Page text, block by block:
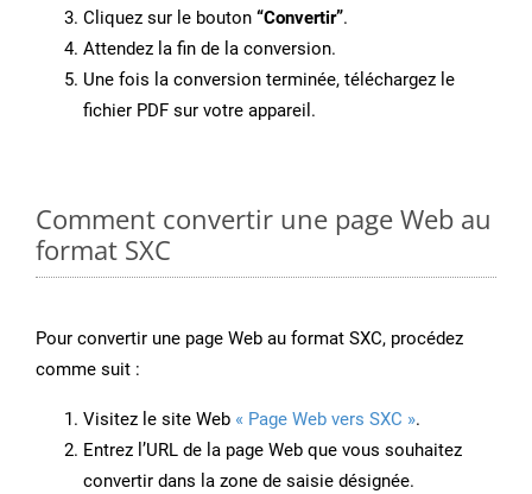
Cliquez sur le bouton “Convertir”.
Attendez la fin de la conversion.
Une fois la conversion terminée, téléchargez le
fichier PDF sur votre appareil.
Comment convertir une page Web au
format SXC
Pour convertir une page Web au format SXC, procédez
comme suit :
Visitez le site Web « Page Web vers SXC ».
Entrez l’URL de la page Web que vous souhaitez
convertir dans la zone de saisie désignée.